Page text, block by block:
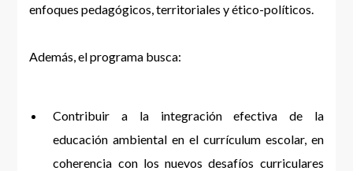
enfoques pedagógicos, territoriales y ético-políticos.
Además, el programa busca:
Contribuir a la integración efectiva de la
educación ambiental en el currículum escolar, en
coherencia con los nuevos desafíos curriculares